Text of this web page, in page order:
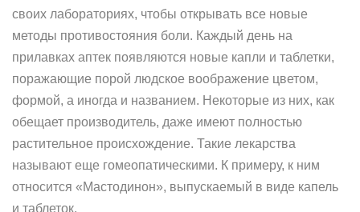
своих лабораториях, чтобы открывать все новые
методы противостояния боли. Каждый день на
прилавках аптек появляются новые капли и таблетки,
поражающие порой людское воображение цветом,
формой, а иногда и названием. Некоторые из них, как
обещает производитель, даже имеют полностью
растительное происхождение. Такие лекарства
называют еще гомеопатическими. К примеру, к ним
относится «Мастодинон», выпускаемый в виде капель
и таблеток.